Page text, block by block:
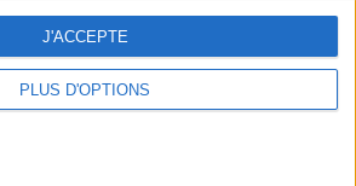
PLUS D'OPTIONS
J'ACCEPTE